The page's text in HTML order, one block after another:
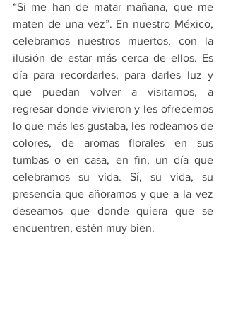
“Si me han de matar mañana, que me
maten de una vez”. En nuestro México,
celebramos nuestros muertos, con la
ilusión de estar más cerca de ellos. Es
día para recordarles, para darles luz y
que puedan volver a visitarnos, a
regresar donde vivieron y les ofrecemos
lo que más les gustaba, les rodeamos de
colores, de aromas florales en sus
tumbas o en casa, en fin, un día que
celebramos su vida. Sí, su vida, su
presencia que añoramos y que a la vez
deseamos que donde quiera que se
encuentren, estén muy bien.